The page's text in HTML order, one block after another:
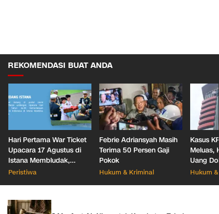
REKOMENDASI BUAT ANDA
Hari Pertama War Ticket
Upacara 17 Agustus di
Istana Membludak,
Pendaftar Tercatat
Peristiwa
Febrie Adriansyah Masih
Terima 50 Persen Gaji
Pokok
Hukum & Kriminal
Kasus
Meluas,
Uang
Hukum